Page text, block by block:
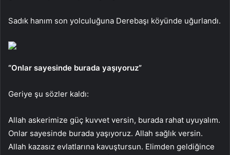
Sadık hanım son yolculuğuna Derebaşı köyünde uğurlandı.
“Onlar sayesinde burada yaşıyoruz”
Geriye şu sözler kaldı:
Allah askerimize güç kuvvet versin, burada rahat uyuyalım.
Onlar sayesinde burada yaşıyoruz. Allah sağlık versin.
Allah kazasız evlatlarına kavuştursun. Elimden geldiğince